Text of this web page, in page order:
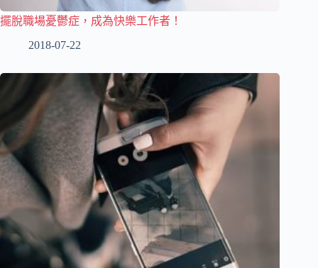
擺脫職場憂鬱症，成為快樂工作者！
2018-07-22